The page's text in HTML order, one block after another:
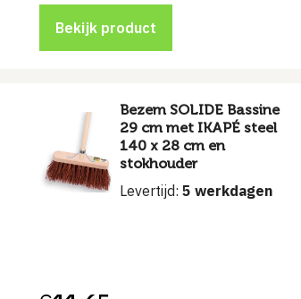
was:
€9.99.
is:
€3.25.
Bekijk product
Bezem SOLIDE Bassine
29 cm met IKAPÉ steel
140 x 28 cm en
stokhouder
Levertijd: 5 werkdagen